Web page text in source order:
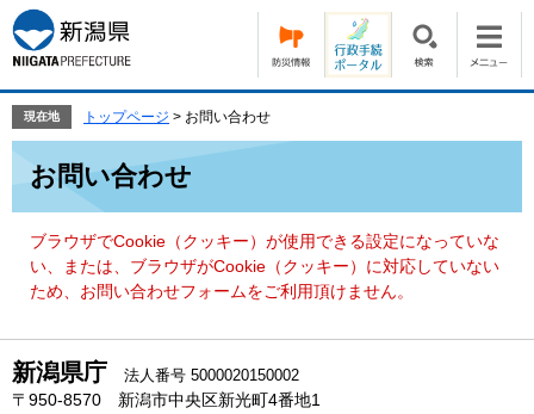
ー
ジ
の
頭
す。
ニ
ュ
ー
飛
て
現在地 トップページ > お問い合わせ
お問い合わせ
ブラウザでCookie（クッキー）が使用できる設定になっていな
い、または、ブラウザがCookie（クッキー）に対応していない
ため、お問い合わせフォームをご利用頂けません。
新潟県庁 法人番号 5000020150002
〒950-8570 新潟市中央区新光町4番地1